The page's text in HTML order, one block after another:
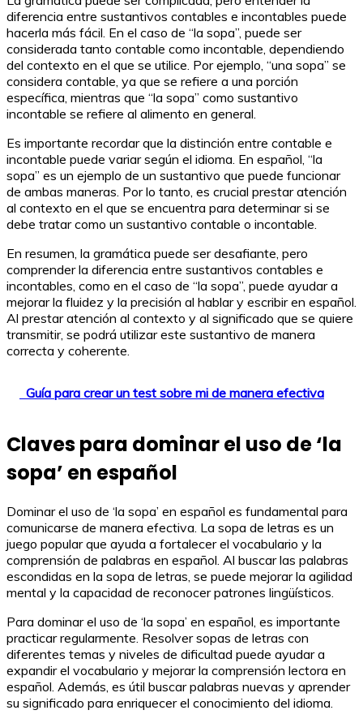
diferencia entre sustantivos contables e incontables puede
hacerla más fácil. En el caso de “la sopa”, puede ser
considerada tanto contable como incontable, dependiendo
del contexto en el que se utilice. Por ejemplo, “una sopa” se
considera contable, ya que se refiere a una porción
específica, mientras que “la sopa” como sustantivo
incontable se refiere al alimento en general.
Es importante recordar que la distinción entre contable e
incontable puede variar según el idioma. En español, “la
sopa” es un ejemplo de un sustantivo que puede funcionar
de ambas maneras. Por lo tanto, es crucial prestar atención
al contexto en el que se encuentra para determinar si se
debe tratar como un sustantivo contable o incontable.
En resumen, la gramática puede ser desafiante, pero
comprender la diferencia entre sustantivos contables e
incontables, como en el caso de “la sopa”, puede ayudar a
mejorar la fluidez y la precisión al hablar y escribir en español.
Al prestar atención al contexto y al significado que se quiere
transmitir, se podrá utilizar este sustantivo de manera
correcta y coherente.
Guía para crear un test sobre mi de manera efectiva
Claves para dominar el uso de ‘la
sopa’ en español
Dominar el uso de ‘la sopa’ en español es fundamental para
comunicarse de manera efectiva. La sopa de letras es un
juego popular que ayuda a fortalecer el vocabulario y la
comprensión de palabras en español. Al buscar las palabras
escondidas en la sopa de letras, se puede mejorar la agilidad
mental y la capacidad de reconocer patrones lingüísticos.
Para dominar el uso de ‘la sopa’ en español, es importante
practicar regularmente. Resolver sopas de letras con
diferentes temas y niveles de dificultad puede ayudar a
expandir el vocabulario y mejorar la comprensión lectora en
español. Además, es útil buscar palabras nuevas y aprender
su significado para enriquecer el conocimiento del idioma.